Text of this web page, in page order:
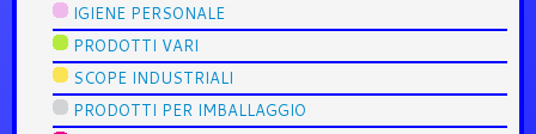
IGIENE PERSONALE
PRODOTTI VARI
SCOPE INDUSTRIALI
PRODOTTI PER IMBALLAGGIO